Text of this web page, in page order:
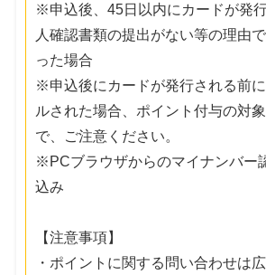
※申込後、45日以内にカードが発
人確認書類の提出がない等の理由
った場合
※申込後にカードが発行される前
ルされた場合、ポイント付与の対
で、ご注意ください。
※PCブラウザからのマイナンバー
込み
【注意事項】
・ポイントに関する問い合わせは